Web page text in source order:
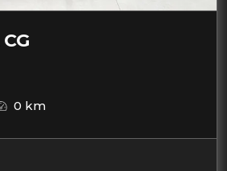
CG
0 km